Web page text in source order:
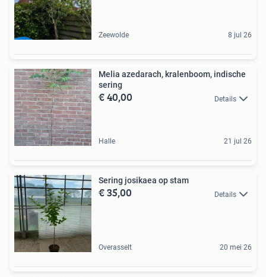
Zeewolde 8 jul 26
Melia azedarach, kralenboom, indische
sering
€ 40,00 Details
Halle 21 jul 26
Sering josikaea op stam
€ 35,00 Details
Overasselt 20 mei 26